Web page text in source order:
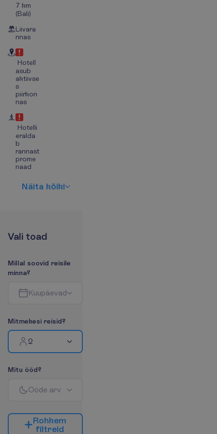
7 km
(Bali)
Liivara
nnas
Hotell
asub
aktiivse
s
piirkon
nas
Hotelli
eralda
b
rannast
prome
naad
Näita kõiki
Vali toad
Millal soovid reisile
minna?
Kuupäevad
Mitmekesi reisid?
2
Mitu ööd?
Ööde arv
Rohkem
filtreid